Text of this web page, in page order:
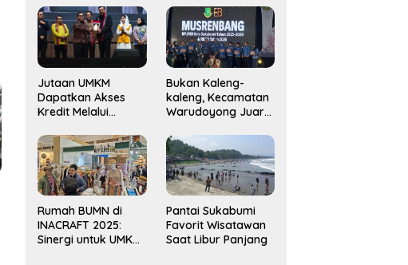
Jutaan UMKM
Dapatkan Akses
Kredit Melalui
Jamkrindo
Bukan Kaleng-
kaleng, Kecamatan
Warudoyong Juara
Musrenbang
Kecamatan 2025
Rumah BUMN di
INACRAFT 2025:
Sinergi untuk UMKM
Pantai Sukabumi
Favorit Wisatawan
Saat Libur Panjang